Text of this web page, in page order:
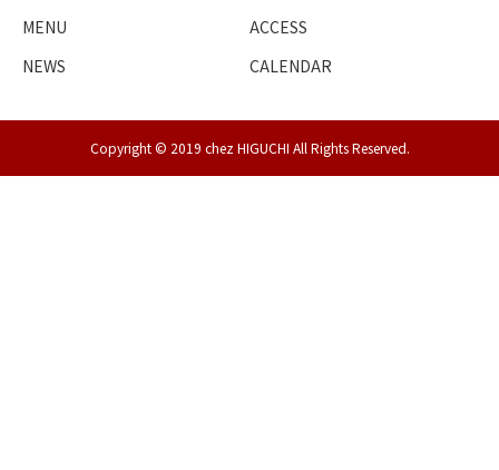
MENU
ACCESS
NEWS
CALENDAR
Copyright © 2019 chez HIGUCHI All Rights Reserved.